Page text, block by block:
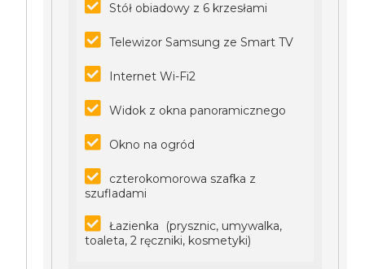
Stół obiadowy z 6 krzesłami
Telewizor Samsung ze Smart TV
Internet Wi-Fi2
Widok z okna panoramicznego
Okno na ogród
czterokomorowa szafka z
szufladami
Łazienka (prysznic, umywalka,
toaleta, 2 ręczniki, kosmetyki)